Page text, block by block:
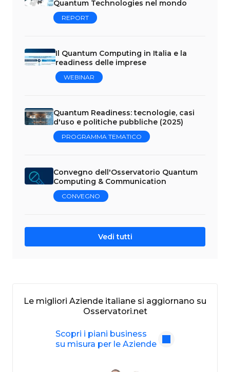
Quantum Technologies nel mondo
REPORT
Il Quantum Computing in Italia e la
readiness delle imprese
WEBINAR
Quantum Readiness: tecnologie, casi
d'uso e politiche pubbliche (2025)
PROGRAMMA TEMATICO
Convegno dell'Osservatorio Quantum
Computing & Communication
CONVEGNO
Vedi tutti
Le migliori Aziende italiane si aggiornano su
Osservatori.net
Scopri i piani business
su misura per le Aziende